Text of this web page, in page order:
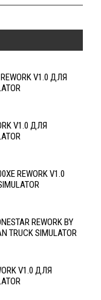
V1.0 ДЛЯ
V1.0 ДЛЯ
REWORK V1.0
REWORK BY
TRUCK SIMULATOR
V1.0 ДЛЯ